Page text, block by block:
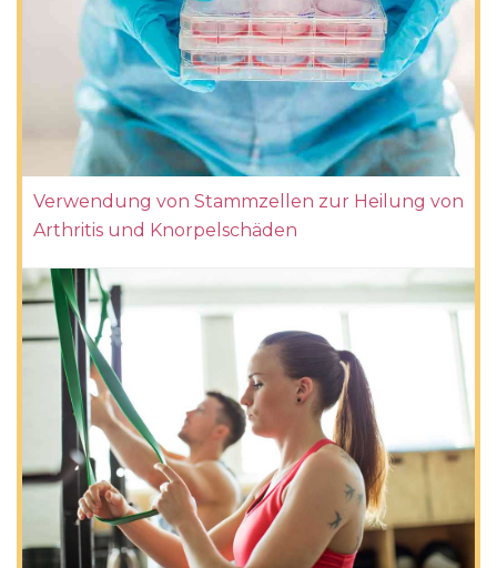
Verwendung von Stammzellen zur Heilung von
Arthritis und Knorpelschäden